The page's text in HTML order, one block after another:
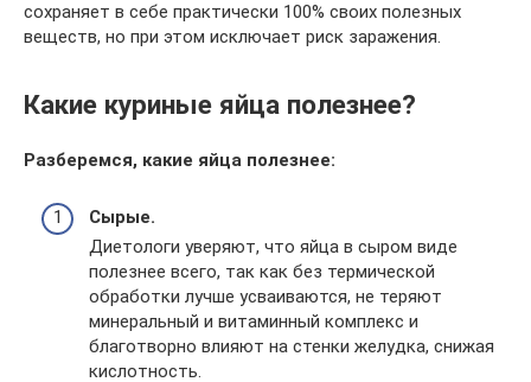
сохраняет в себе практически 100% своих полезных
веществ, но при этом исключает риск заражения.
Какие куриные яйца полезнее?
Разберемся, какие яйца полезнее:
Сырые.
Диетологи уверяют, что яйца в сыром виде
полезнее всего, так как без термической
обработки лучше усваиваются, не теряют
минеральный и витаминный комплекс и
благотворно влияют на стенки желудка, снижая
кислотность.